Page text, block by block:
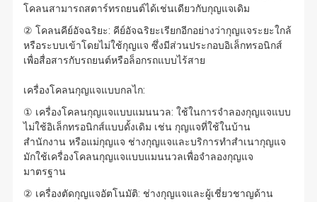
โคลนสามารถสตาร์ทรถยนต์ได้เช่นเดียวกับกุญแจเดิม
② โคลนคีย์อัจฉริยะ: คีย์อัจฉริยะเรียกอีกอย่างว่ากุญแจระยะใกล้
หรือระบบเข้าโดยไม่ใช้กุญแจ ซึ่งมีส่วนประกอบอิเล็กทรอนิกส์
เพื่อสื่อสารกับรถยนต์หรือล็อกรถแบบไร้สาย
เครื่องโคลนกุญแจแบบกลไก:
① เครื่องโคลนกุญแจแบบแมนนวล: ใช้ในการจำลองกุญแจแบบ
ไม่ใช้อิเล็กทรอนิกส์แบบดั้งเดิม เช่น กุญแจที่ใช้ในบ้าน
สำนักงาน หรือแม่กุญแจ ช่างกุญแจและบริการทำสำเนากุญแจ
มักใช้เครื่องโคลนกุญแจแบบแมนนวลเพื่อจำลองกุญแจ
มาตรฐาน
② เครื่องตัดกุญแจอัตโนมัติ: ช่างกุญแจและผู้เชี่ยวชาญด้าน